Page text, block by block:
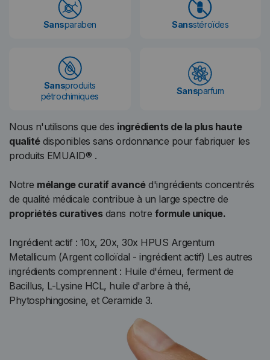
Sansparaben Sansstéroïdes
Sansproduits
pétrochimiques
Sansparfum
Nous n'utilisons que des ingrédients de la plus haute
qualitédisponibles sans ordonnance pour fabriquer les
produits EMUAID® .
Notre mélange curatif avancéd'ingrédients concentrés
de qualité médicale contribue à un large spectre de
propriétés curativesdans notre formule unique.
Ingrédient actif : 10x, 20x, 30x HPUS Argentum
Metallicum (Argent colloïdal - ingrédient actif) Les autres
ingrédients comprennent : Huile d'émeu, ferment de
Bacillus, L-Lysine HCL, huile d'arbre à thé,
Phytosphingosine, et Ceramide 3.